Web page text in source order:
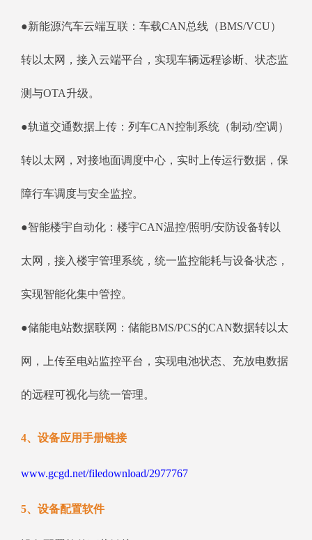
●新能源汽车云端互联：车载CAN总线（BMS/VCU）
转以太网，接入云端平台，实现车辆远程诊断、状态监
测与OTA升级。
●轨道交通数据上传：列车CAN控制系统（制动/空调）
转以太网，对接地面调度中心，实时上传运行数据，保
障行车调度与安全监控。
●智能楼宇自动化：楼宇CAN温控/照明/安防设备转以
太网，接入楼宇管理系统，统一监控能耗与设备状态，
实现智能化集中管控。
●储能电站数据联网：储能BMS/PCS的CAN数据转以太
网，上传至电站监控平台，实现电池状态、充放电数据
的远程可视化与统一管理。
4、设备应用手册链接
www.gcgd.net/filedownload/2977767
5、设备配置软件